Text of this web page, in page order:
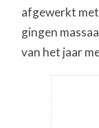
afgewerkt
gingen
van het jaar